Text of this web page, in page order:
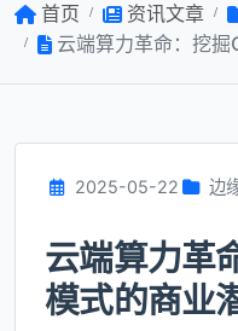
首页 资讯文章
云端算力革命：挖
2025-05-22 边
云端算力革
模式的商业